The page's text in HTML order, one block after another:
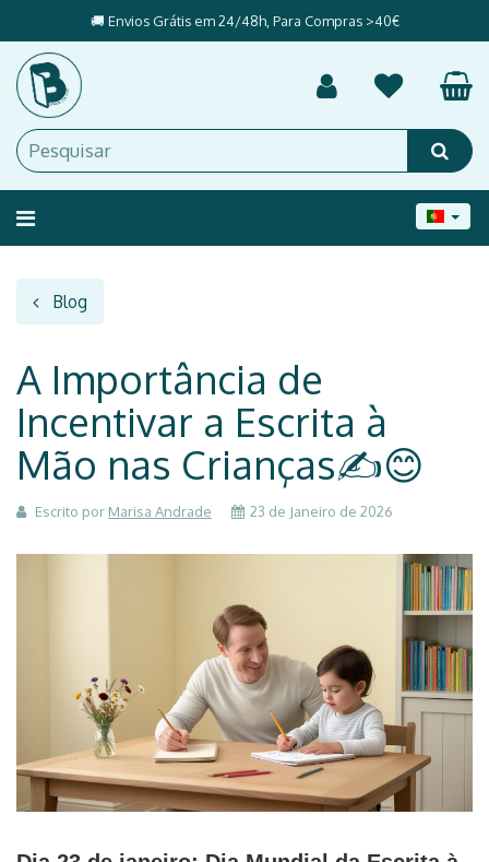
🚚 Envios Grátis em 24/48h, Para Compras >40€
Alternar
Blog
A Importância de
Incentivar a Escrita à
Mão nas Crianças✍️😊
A
Importância
Escrita
Mão
nas
Crianças
Escrito por Marisa Andrade 23 de Janeiro de 2026